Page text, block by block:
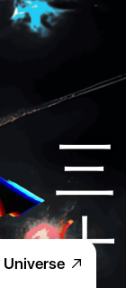
三
十